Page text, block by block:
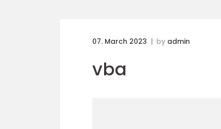
07. March 2023 by admin
vba